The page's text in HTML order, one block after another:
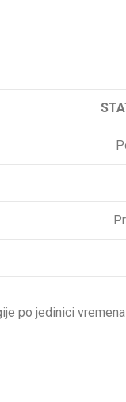
po jedinici vremena